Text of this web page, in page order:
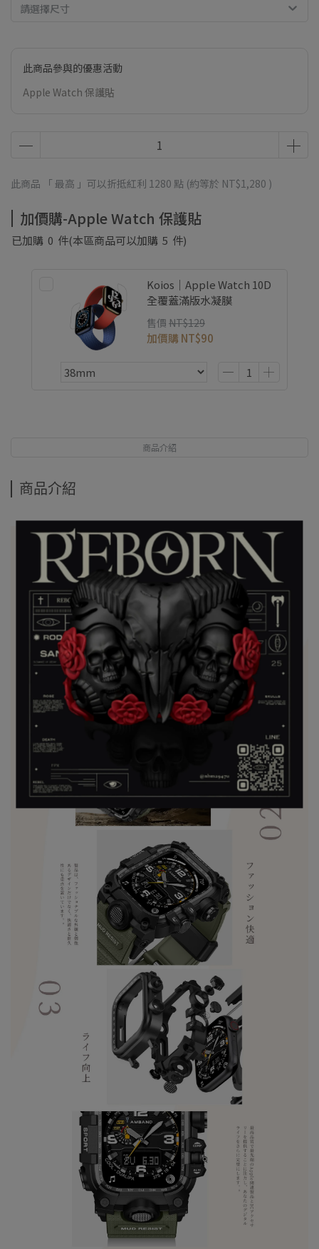
請選擇尺寸
此商品參與的優惠活動
Apple Watch 保護貼
此商品 「 最高 」可以折抵紅利 1280 點 (約等於 NT$1,280 )
加價購-Apple Watch 保護貼
已加購 0 件(本區商品可以加購 5 件)
Koios｜Apple Watch 10D
全覆蓋滿版水凝膜
售價 NT$129
加價購 NT$90
商品介紹
商品介紹